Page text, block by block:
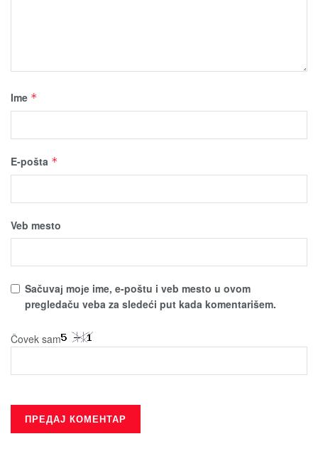
Ime *
E-pošta *
Veb mesto
Sačuvaј moјe ime, e-poštu i veb mesto u ovom
pregledaču veba za sledeći put kada komentarišem.
Čovek sam